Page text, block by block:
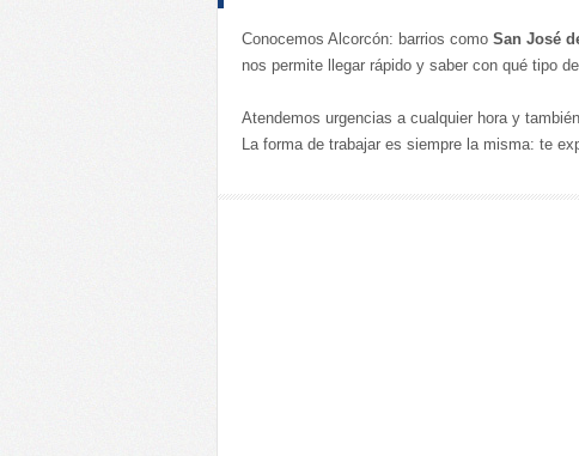
Conocemos Alcorcón: barrios como San José
nos permite llegar rápido y saber con qué tipo
Atendemos urgencias a cualquier hora y
La forma de trabajar es siempre la misma: te